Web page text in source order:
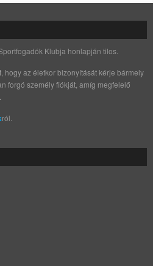
Klubja honlapján tilos.
hogy az életkor bizonyítását kérje bármely
forgó személy fiókját, amíg megfelelő
ról.